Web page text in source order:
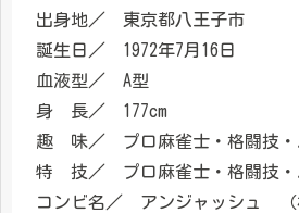
出身地／ 東京都八王子市
誕生日／ 1972年7月16日
血液型／ A型
身 長／ 177cm
趣 味／ プロ麻雀士・格闘技・
特 技／ プロ麻雀士・格闘技・
コンビ名／ アンジャッシュ （